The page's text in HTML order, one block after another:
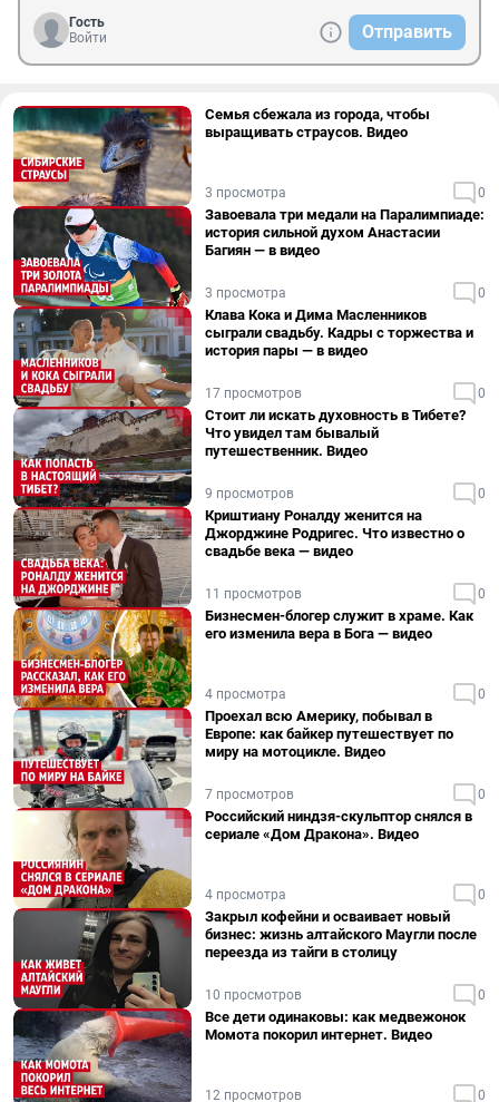
Гость
Войти
Отправить
Семья сбежала из города, чтобы
выращивать страусов. Видео
3 просмотра 0
Завоевала три медали на Паралимпиаде:
история сильной духом Анастасии
Багиян — в видео
3 просмотра 0
Клава Кока и Дима Масленников
сыграли свадьбу. Кадры с торжества и
история пары — в видео
17 просмотров 0
Стоит ли искать духовность в Тибете?
Что увидел там бывалый
путешественник. Видео
9 просмотров 0
Криштиану Роналду женится на
Джорджине Родригес. Что известно о
свадьбе века — видео
11 просмотров 0
Бизнесмен-блогер служит в храме. Как
его изменила вера в Бога — видео
4 просмотра 0
Проехал всю Америку, побывал в
Европе: как байкер путешествует по
миру на мотоцикле. Видео
7 просмотров 0
Российский ниндзя-скульптор снялся в
сериале «Дом Дракона». Видео
4 просмотра 0
Закрыл кофейни и осваивает новый
бизнес: жизнь алтайского Маугли после
переезда из тайги в столицу
10 просмотров 0
Все дети одинаковы: как медвежонок
Момота покорил интернет. Видео
12 просмотров 0